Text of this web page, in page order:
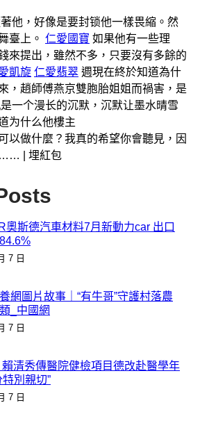
他，好像是要封锁他一樣畏縮。然
臺上。 仁愛國寶 如果他有一些理
來提出，雖然不多，只要沒有多餘的
凱旋 仁愛翡翠 週現在終於知道為什
，趙師傅燕京雙胞胎姐姐而禍害，是
一个漫长的沉默，沉默让墨水晴雪
为什么他樓主
以做什麼？我真的希望你會聽見，因
…… | 埋紅包
奧斯德汽車材料7月新動力car 出口
7 日
網圖片故事｜“有牛哥”守護村落農
_中國網
7 日
清秀傳醫院健檢項目德改赴醫學年
別親切”
7 日